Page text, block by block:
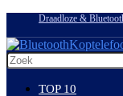
Draadloze &
TOP 10